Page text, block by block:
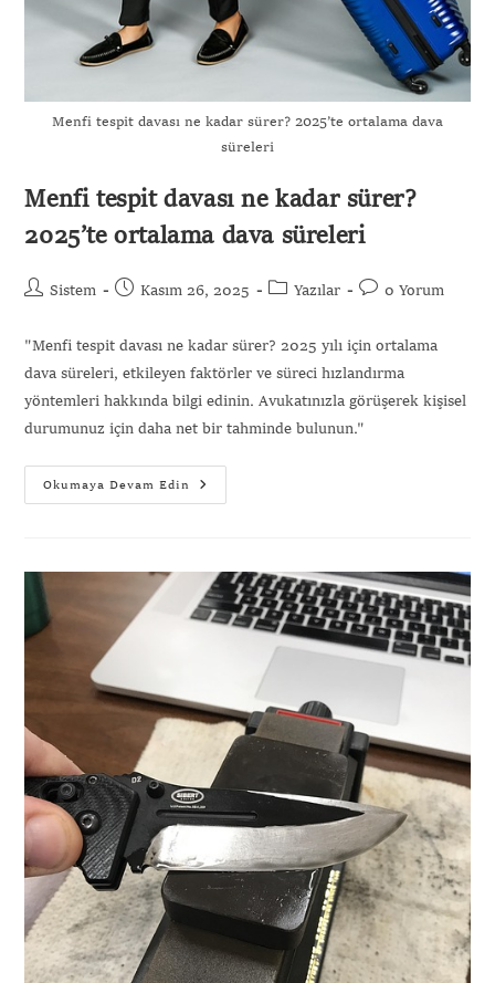
Menfi tespit davası ne kadar sürer? 2025’te ortalama dava
süreleri
Menfi tespit davası ne kadar sürer?
2025’te ortalama dava süreleri
Sistem Kasım 26, 2025 Yazılar 0 Yorum
"Menfi tespit davası ne kadar sürer? 2025 yılı için ortalama
dava süreleri, etkileyen faktörler ve süreci hızlandırma
yöntemleri hakkında bilgi edinin. Avukatınızla görüşerek kişisel
durumunuz için daha net bir tahminde bulunun."
Okumaya Devam Edin